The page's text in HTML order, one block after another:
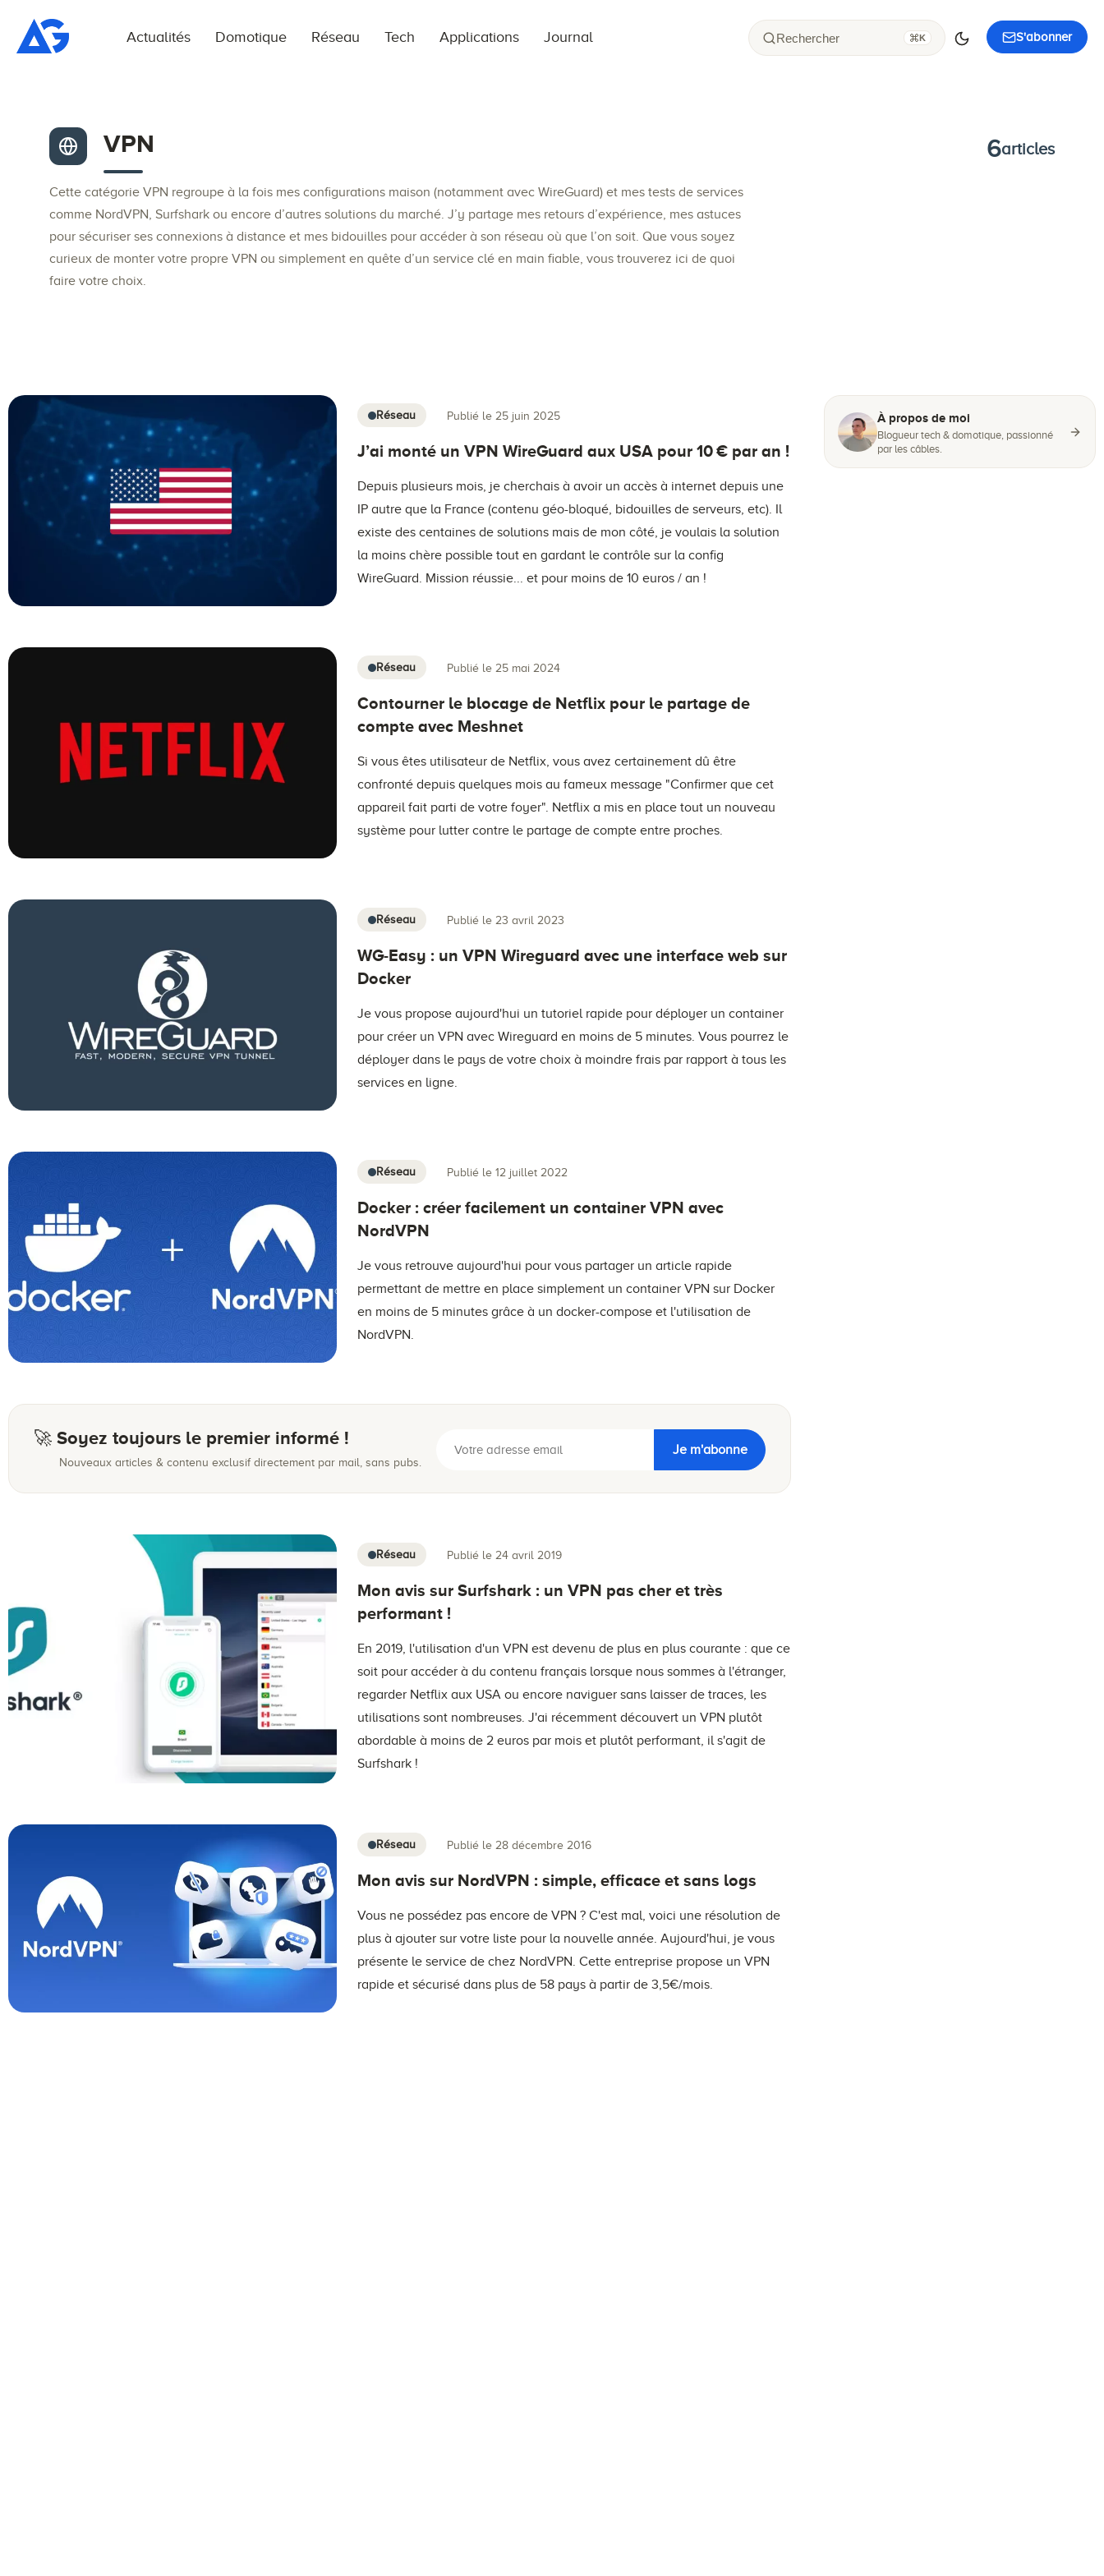
S'abonner
Rechercher K
Actualités Domotique Réseau Tech Applications Journal
VPN 6articles
Cette catégorie VPN regroupe à la fois mes configurations maison (notamment avec WireGuard) et mes tests de services
comme NordVPN, Surfshark ou encore d’autres solutions du marché. J’y partage mes retours d’expérience, mes astuces
pour sécuriser ses connexions à distance et mes bidouilles pour accéder à son réseau où que l’on soit. Que vous soyez
curieux de monter votre propre VPN ou simplement en quête d’un service clé en main fiable, vous trouverez ici de quoi
faire votre choix.
Réseau Publié le 25 juin 2025
J’ai monté un VPN WireGuard aux USA pour 10 € par an !
Depuis plusieurs mois, je cherchais à avoir un accès à internet depuis une
IP autre que la France (contenu géo-bloqué, bidouilles de serveurs, etc). Il
existe des centaines de solutions mais de mon côté, je voulais la solution
la moins chère possible tout en gardant le contrôle sur la config
WireGuard. Mission réussie... et pour moins de 10 euros / an !
Réseau Publié le 25 mai 2024
Contourner le blocage de Netflix pour le partage de
compte avec Meshnet
Si vous êtes utilisateur de Netflix, vous avez certainement dû être
confronté depuis quelques mois au fameux message "Confirmer que cet
appareil fait parti de votre foyer". Netflix a mis en place tout un nouveau
système pour lutter contre le partage de compte entre proches.
Réseau Publié le 23 avril 2023
WG-Easy : un VPN Wireguard avec une interface web sur
Docker
Je vous propose aujourd'hui un tutoriel rapide pour déployer un container
pour créer un VPN avec Wireguard en moins de 5 minutes. Vous pourrez le
déployer dans le pays de votre choix à moindre frais par rapport à tous les
services en ligne.
Réseau Publié le 12 juillet 2022
Docker : créer facilement un container VPN avec
NordVPN
Je vous retrouve aujourd'hui pour vous partager un article rapide
permettant de mettre en place simplement un container VPN sur Docker
en moins de 5 minutes grâce à un docker-compose et l'utilisation de
NordVPN.
🚀 Soyez toujours le premier informé !
Nouveaux articles & contenu exclusif directement par mail, sans pubs.
Je m'abonne
Réseau Publié le 24 avril 2019
Mon avis sur Surfshark : un VPN pas cher et très
performant !
En 2019, l'utilisation d'un VPN est devenu de plus en plus courante : que ce
soit pour accéder à du contenu français lorsque nous sommes à l'étranger,
regarder Netflix aux USA ou encore naviguer sans laisser de traces, les
utilisations sont nombreuses. J'ai récemment découvert un VPN plutôt
abordable à moins de 2 euros par mois et plutôt performant, il s'agit de
Surfshark !
Réseau Publié le 28 décembre 2016
Mon avis sur NordVPN : simple, efficace et sans logs
Vous ne possédez pas encore de VPN ? C'est mal, voici une résolution de
plus à ajouter sur votre liste pour la nouvelle année. Aujourd'hui, je vous
présente le service de chez NordVPN. Cette entreprise propose un VPN
rapide et sécurisé dans plus de 58 pays à partir de 3,5€/mois.
À propos de moi
Blogueur tech & domotique, passionné
par les câbles.